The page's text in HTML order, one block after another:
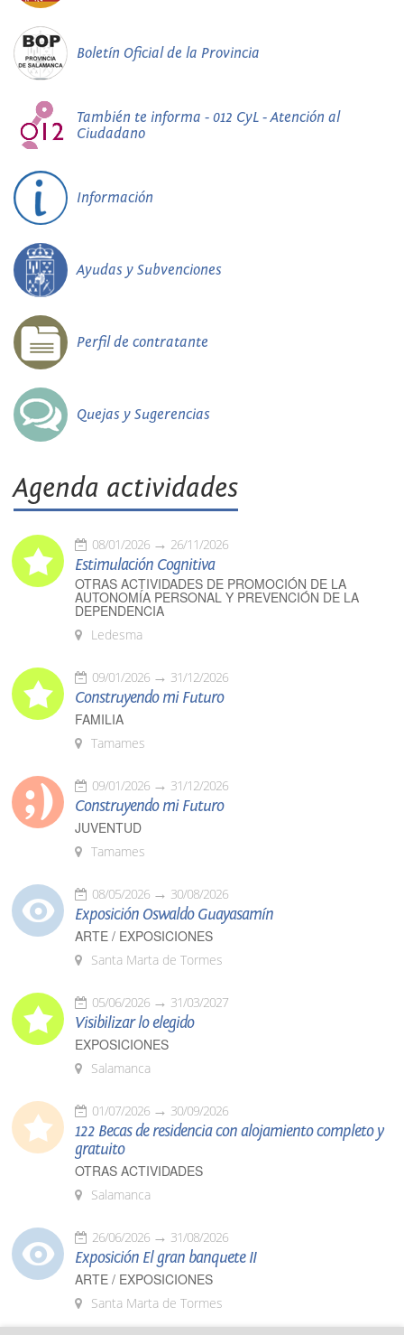
Boletín Oficial de la Provincia
También te informa - 012 CyL - Atención al
Ciudadano
Información
Ayudas y Subvenciones
Perfil de contratante
Quejas y Sugerencias
Agenda actividades
08/01/2026 26/11/2026
Estimulación Cognitiva
OTRAS ACTIVIDADES DE PROMOCIÓN DE LA
AUTONOMÍA PERSONAL Y PREVENCIÓN DE LA
DEPENDENCIA
Ledesma
09/01/2026 31/12/2026
Construyendo mi Futuro
FAMILIA
Tamames
09/01/2026 31/12/2026
Construyendo mi Futuro
JUVENTUD
Tamames
08/05/2026 30/08/2026
Exposición Oswaldo Guayasamín
ARTE / EXPOSICIONES
Santa Marta de Tormes
05/06/2026 31/03/2027
Visibilizar lo elegido
EXPOSICIONES
Salamanca
01/07/2026 30/09/2026
122 Becas de residencia con alojamiento completo y
gratuito
OTRAS ACTIVIDADES
Salamanca
26/06/2026 31/08/2026
Exposición El gran banquete II
ARTE / EXPOSICIONES
Santa Marta de Tormes